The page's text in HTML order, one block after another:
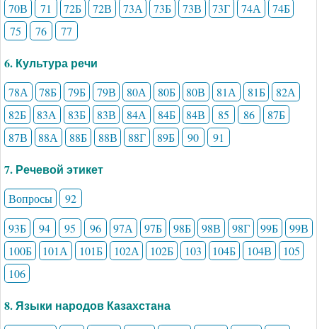
70В
71 72Б 72В 73А 73Б 73В 73Г 74А
74Б
75
76 77
6. Культура речи
78А 78Б 79Б 79В 80А 80Б 80В 81А 81Б
82А
82Б
83А 83Б 83В 84А 84Б 84В 85 86
87Б
87В
88А 88Б 88В 88Г 89Б 90 91
7. Речевой этикет
Вопросы
92
93Б
94 95 96 97А 97Б 98Б 98В 98Г 99Б
99В
100Б
101А 101Б 102А 102Б 103 104Б 104В
105
106
8. Языки народов Казахстана